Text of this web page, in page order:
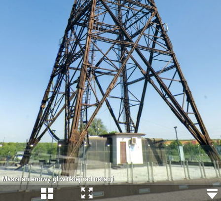
Maszt antenowy gliwickiej radiostacji